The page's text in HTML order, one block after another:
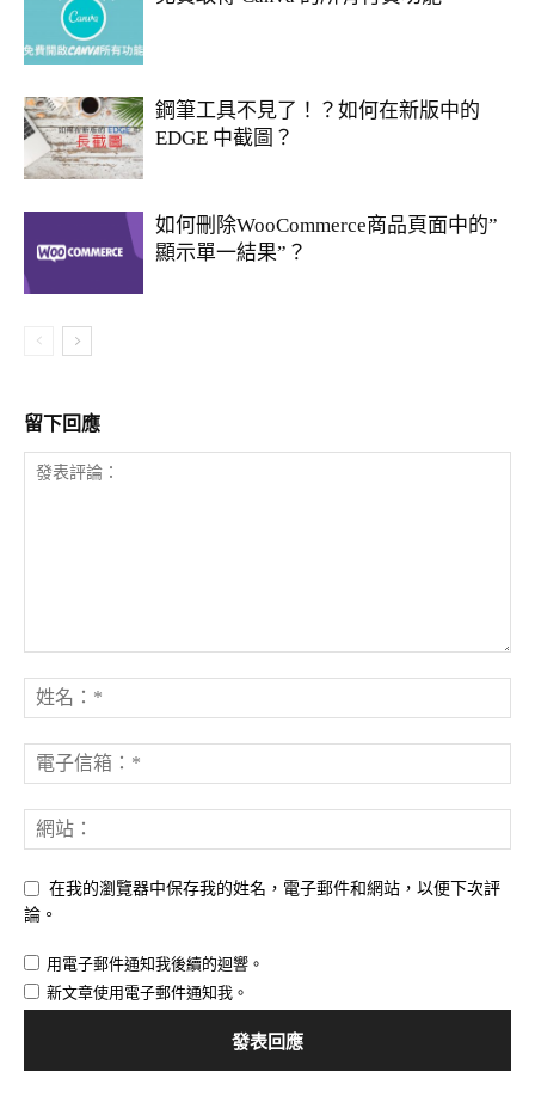
鋼筆工具不見了！？如何在新版中的
EDGE 中截圖？
如何刪除WooCommerce商品頁面中的”
顯示單一結果”？
留下回應
在我的瀏覽器中保存我的姓名，電子郵件和網站，以便下次評
論。
用電子郵件通知我後續的迴響。
新文章使用電子郵件通知我。